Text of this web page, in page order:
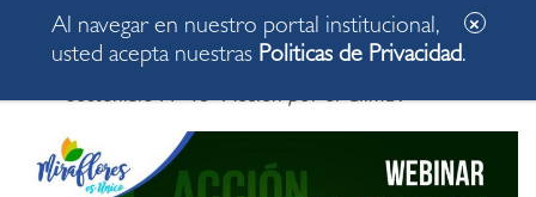
27.08.2020
En la video conferencia “Objetivo de Desarrollo
Sostenible N° 13- Acción por el Clima”.
Al navegar en nuestro portal institucional,
usted acepta nuestras Politicas de Privacidad.